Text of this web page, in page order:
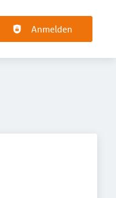
Anmelden